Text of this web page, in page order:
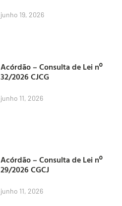
junho 19, 2026
Acórdão – Consulta de Lei nº
32/2026 CJCG
junho 11, 2026
Acórdão – Consulta de Lei nº
29/2026 CGCJ
junho 11, 2026